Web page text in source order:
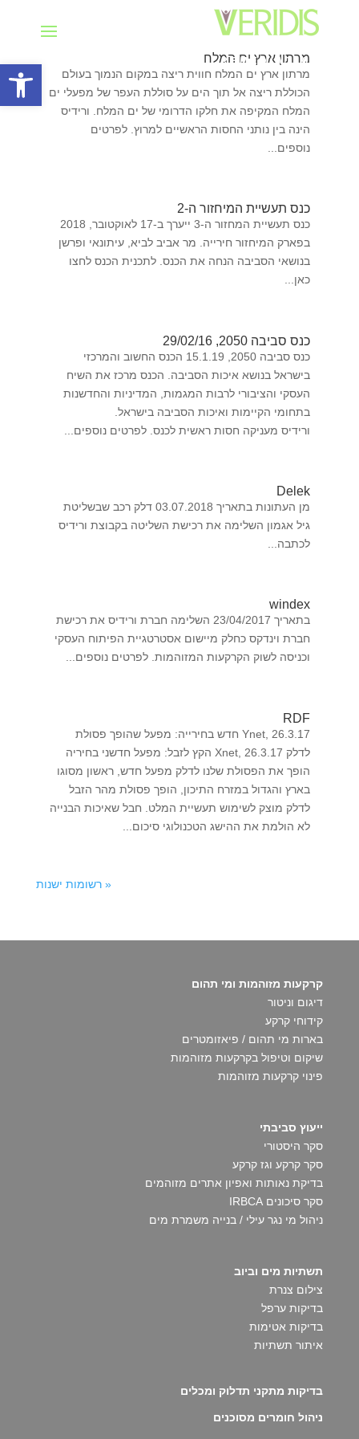
פתח מרתון ארץ ים המלח
מרתון ארץ ים המלח חווית ריצה במקום הנמוך בעולם
הכוללת ריצה אל תוך הים על סוללת העפר של מפעלי ים
המלח המקיפה את חלקו הדרומי של ים המלח. ורידיס
הינה בין נותני החסות הראשיים למרוץ. לפרטים
נוספים...
כנס תעשיית המיחזור ה-2
כנס תעשיית המחזור ה-3 ייערך ב-17 לאוקטובר, 2018
בפארק המיחזור חירייה. מר אביב לביא, עיתונאי ופרשן
בנושאי הסביבה הנחה את הכנס. לתכנית הכנס לחצו
כאן...
כנס סביבה 2050, 29/02/16
כנס סביבה 2050, 15.1.19 הכנס החשוב והמרכזי
בישראל בנושא איכות הסביבה. הכנס מרכז את השיח
העסקי והציבורי לרבות המגמות, המדיניות והחדשנות
בתחומי הקיימות ואיכות הסביבה בישראל.
ורידיס מעניקה חסות ראשית לכנס. לפרטים נוספים...
Delek
מן העתונות בתאריך 03.07.2018 דלק רכב שבשליטת
גיל אגמון השלימה את רכישת השליטה בקבוצת ורידיס
לכתבה...
windex
בתאריך 23/04/2017 השלימה חברת ורידיס את רכישת
חברת וינדקס כחלק מיישום אסטרטגיית הפיתוח העסקי
וכניסה לשוק הקרקעות המזוהמות. לפרטים נוספים...
RDF
Ynet, 26.3.17 חדש בחירייה: מפעל שהופך פסולת
לדלק Xnet, 26.3.17 הקץ לזבל: מפעל חדשני בחיריה
הופך את הפסולת שלנו לדלק מפעל חדש, ראשון מסוגו
בארץ והגדול במזרח התיכון, הופך פסולת מהר הזבל
לדלק מוצק לשימוש תעשיית המלט. חבל שאיכות הבנייה
לא הולמת את ההישג הטכנולוגי סיכום...
« רשומות ישנות
קרקעות מזוהמות ומי תהום
דיגום וניטור
קידוחי קרקע
בארות מי תהום / פיאזומטרים
שיקום וטיפול בקרקעות מזוהמות
פינוי קרקעות מזוהמות
ייעוץ סביבתי
סקר היסטורי
סקר קרקע וגז קרקע
בדיקת נאותות ואפיון אתרים מזוהמים
סקר סיכונים IRBCA
ניהול מי נגר עילי / בנייה משמרת מים
תשתיות מים וביוב
צילום צנרת
בדיקות ערפל
בדיקות אטימות
איתור תשתיות
בדיקות מתקני תדלוק ומכלים
ניהול חומרים מסוכנים